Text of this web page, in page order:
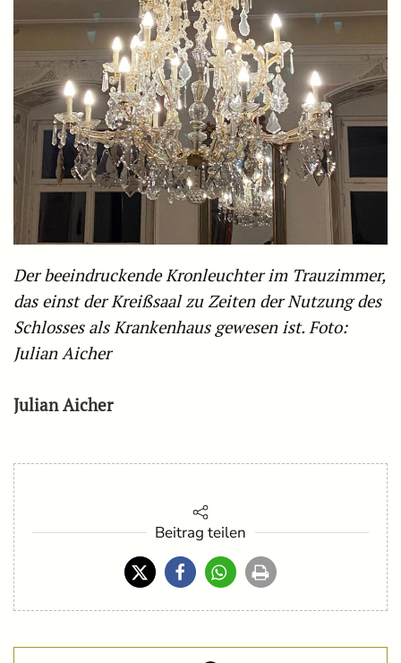
Der beeindruckende Kronleuchter im Trauzimmer,
das einst der Kreißsaal zu Zeiten der Nutzung des
Schlosses als Krankenhaus gewesen ist. Foto:
Julian Aicher
Julian Aicher
Beitrag teilen